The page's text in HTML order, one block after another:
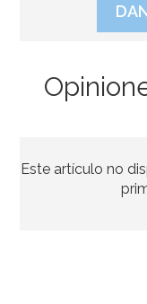
Este artículo no